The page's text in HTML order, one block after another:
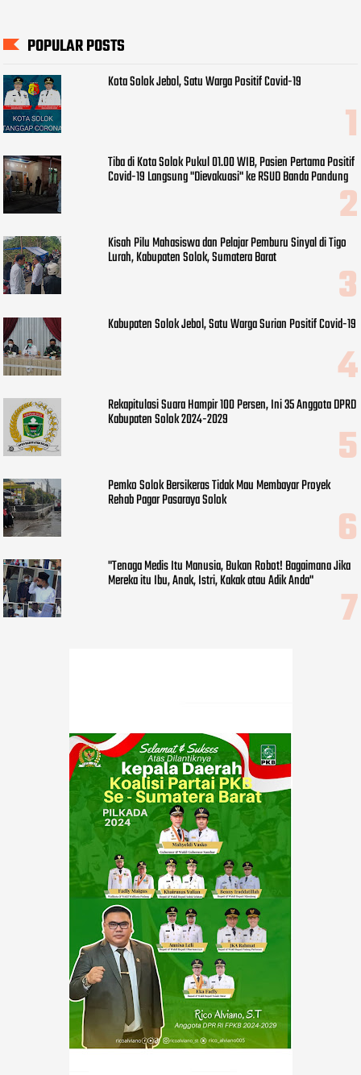
POPULAR POSTS
Kota Solok Jebol, Satu Warga Positif Covid-19
Tiba di Kota Solok Pukul 01.00 WIB, Pasien Pertama Positif
Covid-19 Langsung "Dievakuasi" ke RSUD Banda Pandung
Kisah Pilu Mahasiswa dan Pelajar Pemburu Sinyal di Tigo
Lurah, Kabupaten Solok, Sumatera Barat
Kabupaten Solok Jebol, Satu Warga Surian Positif Covid-19
Rekapitulasi Suara Hampir 100 Persen, Ini 35 Anggota DPRD
Kabupaten Solok 2024-2029
Pemko Solok Bersikeras Tidak Mau Membayar Proyek
Rehab Pagar Pasaraya Solok
"Tenaga Medis Itu Manusia, Bukan Robot! Bagaimana Jika
Mereka itu Ibu, Anak, Istri, Kakak atau Adik Anda"